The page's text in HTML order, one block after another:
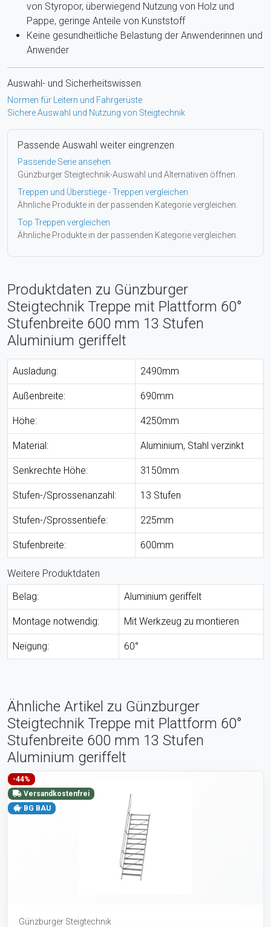
von Styropor, überwiegend Nutzung von Holz und
Pappe, geringe Anteile von Kunststoff
Keine gesundheitliche Belastung der Anwenderinnen und
Anwender
Auswahl- und Sicherheitswissen
Normen für Leitern und Fahrgerüste
Sichere Auswahl und Nutzung von Steigtechnik
Passende Auswahl weiter eingrenzen
Passende Serie ansehen
Günzburger Steigtechnik-Auswahl und Alternativen öffnen.
Treppen und Überstiege - Treppen vergleichen
Ähnliche Produkte in der passenden Kategorie vergleichen.
Top Treppen vergleichen
Ähnliche Produkte in der passenden Kategorie vergleichen.
Produktdaten zu Günzburger
Steigtechnik Treppe mit Plattform 60°
Stufenbreite 600 mm 13 Stufen
Aluminium geriffelt
Ausladung: 2490mm
Außenbreite: 690mm
Höhe: 4250mm
Material: Aluminium, Stahl verzinkt
Senkrechte Höhe: 3150mm
Stufen-/Sprossenanzahl: 13 Stufen
Stufen-/Sprossentiefe: 225mm
Stufenbreite: 600mm
Weitere Produktdaten
Belag:
Aluminium geriffelt
Montage notwendig: Mit Werkzeug zu montieren
Neigung: 60°
Ähnliche Artikel zu Günzburger
Steigtechnik Treppe mit Plattform 60°
Stufenbreite 600 mm 13 Stufen
Aluminium geriffelt
-44%
Versandkostenfrei
BG BAU
Günzburger Steigtechnik